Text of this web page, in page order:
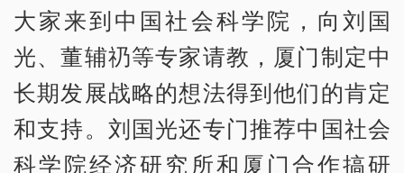
大家来到中国社会科学院，向刘国
光、董辅礽等专家请教，厦门制定中
长期发展战略的想法得到他们的肯定
和支持。刘国光还专门推荐中国社会
科学院经济研究所和厦门合作搞研